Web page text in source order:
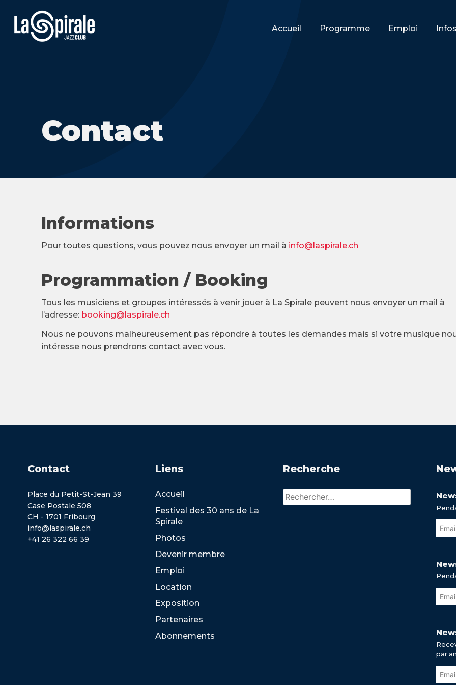
Accueil Programme Emploi
Contact
Informations
Pour toutes questions, vous pouvez nous envoyer un mail à info@laspirale.ch
Programmation / Booking
Tous les musiciens et groupes intéressés à venir jouer à La Spirale peuvent nous envoyer un mail à
l’adresse: booking@laspirale.ch
Nous ne pouvons malheureusement pas répondre à toutes les demandes mais si votre musique
intéresse nous prendrons contact avec vous.
Contact
Place du Petit-St-Jean 39
Case Postale 508
CH - 1701 Fribourg
info@laspirale.ch
+41 26 322 66 39
Liens
Accueil
Festival des 30 ans de La
Spirale
Photos
Devenir membre
Emploi
Location
Exposition
Partenaires
Abonnements
Recherche
Rechercher :
par